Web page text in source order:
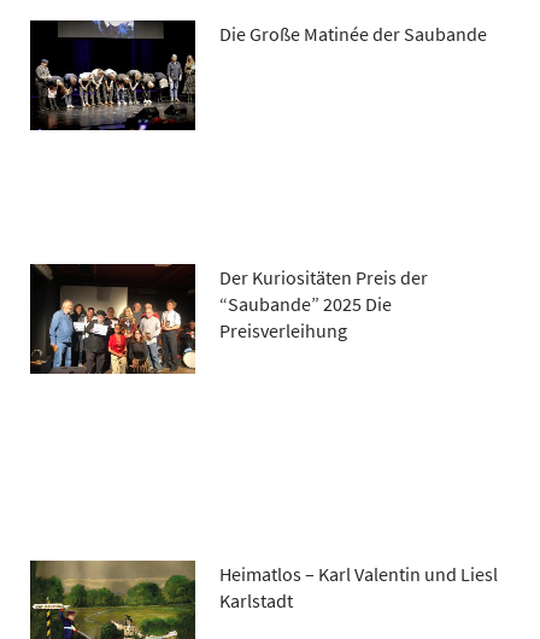
Die Große Matinée der Saubande
Der Kuriositäten Preis der
“Saubande” 2025 Die
Preisverleihung
Heimatlos – Karl Valentin und Liesl
Karlstadt